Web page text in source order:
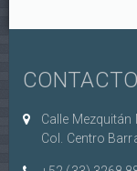
CONTACTO
Calle Mezquitán
Col. Centro